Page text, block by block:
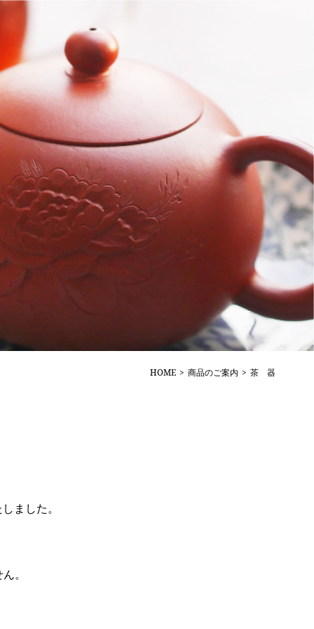
HOME 商品のご案内 茶 器
ました。
。